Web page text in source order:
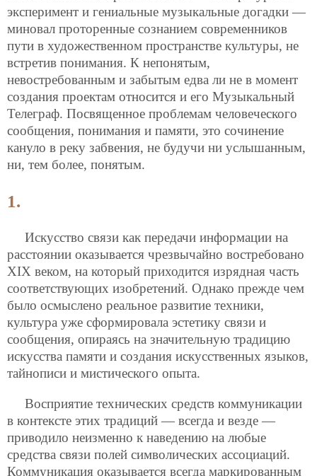
эксперимент и гениальные музыкальные догадки —
миновал проторенные сознанием современников
пути в художественном пространстве культуры, не
встретив понимания. К непонятым,
невостребованным и забытым едва ли не в момент
создания проектам относится и его Музыкальный
Телеграф. Посвященное проблемам человеческого
сообщения, понимания и памяти, это сочинение
кануло в реку забвения, не будучи ни услышанным,
ни, тем более, понятым.
1.
Искусство связи как передачи информации на
расстоянии оказывается чрезвычайно востребовано
XIX веком, на который приходится изрядная часть
соответствующих изобретений. Однако прежде чем
было осмыслено реальное развитие техники,
культура уже сформировала эстетику связи и
сообщения, опираясь на значительную традицию
искусства памяти и создания искусственных языков,
тайнописи и мистического опыта.
Восприятие технических средств коммуникации
в контексте этих традиций — всегда и везде —
приводило неизменно к наведению на любые
средства связи полей символических ассоциаций.
Коммуникация оказывается всегда маркированным